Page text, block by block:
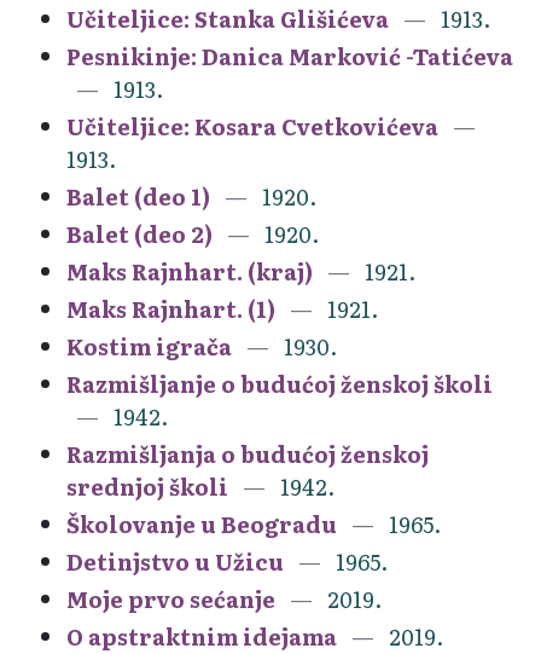
Učiteljice: Stanka Glišićeva
1913.
Pesnikinje: Danica Marković -Tatićeva
1913.
Učiteljice: Kosara Cvetkovićeva
1913.
Balet (deo 1)
1920.
Balet (deo 2)
1920.
Maks Rajnhart. (kraj)
1921.
Maks Rajnhart. (1)
1921.
Kostim igrača
1930.
Razmišljanje o budućoj ženskoj školi
1942.
Razmišljanja o budućoj ženskoj
srednjoj školi
1942.
Školovanje u Beogradu
1965.
Detinjstvo u Užicu
1965.
Moje prvo sećanje
2019.
O apstraktnim idejama
2019.